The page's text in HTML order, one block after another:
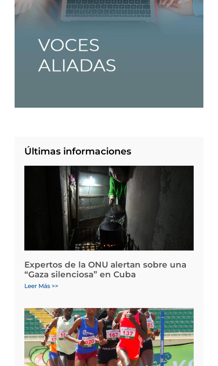
Últimas informaciones
Expertos de la ONU alertan sobre una
“Gaza silenciosa” en Cuba
Leer Más >>